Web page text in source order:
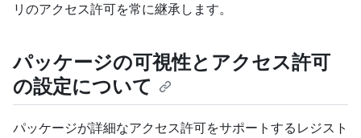
リのアクセス許可を常に継承します。
パッケージの可視性とアクセス許可
の設定について
パッケージが詳細なアクセス許可をサポートするレジスト